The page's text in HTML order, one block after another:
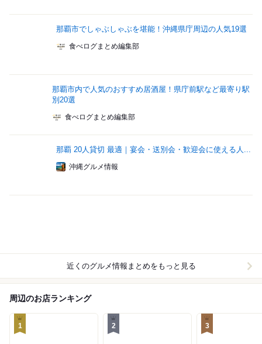
那覇市でしゃぶしゃぶを堪能！沖縄県庁周辺の人気19選
食べログまとめ編集部
那覇市内で人気のおすすめ居酒屋！県庁前駅など最寄り駅
別20選
食べログまとめ編集部
那覇 20人貸切 最適｜宴会・送別会・歓迎会に使える人...
沖縄グルメ情報
近くのグルメ情報まとめをもっと見る
周辺のお店ランキング
1 2 3